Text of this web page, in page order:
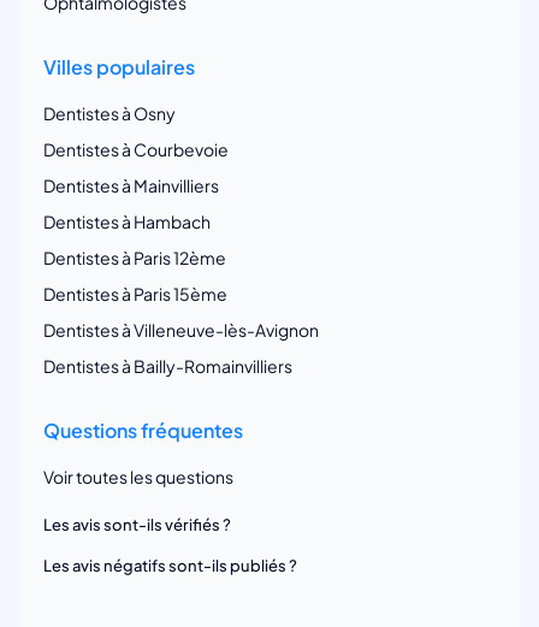
Villes populaires
Dentistes à Osny
Dentistes à Courbevoie
Dentistes à Mainvilliers
Dentistes à Hambach
Dentistes à Paris 12ème
Dentistes à Paris 15ème
Dentistes à Villeneuve-lès-Avignon
Dentistes à Bailly-Romainvilliers
Questions fréquentes
Voir toutes les questions
Les avis sont-ils vérifiés ?
Les avis négatifs sont-ils publiés ?